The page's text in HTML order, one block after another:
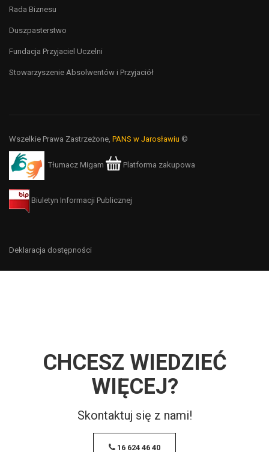
Rada Biznesu
Duszpasterstwo
Fundacja Przyjaciel Uczelni
Stowarzyszenie Absolwentów i Przyjaciół
Wszelkie Prawa Zastrzeżone, PANS w Jarosławiu ©
Tłumacz Migam Platforma zakupowa
Biuletyn Informacji Publicznej
Deklaracja dostępności
CHCESZ WIEDZIEĆ
WIĘCEJ?
Skontaktuj się z nami!
16 624 46 40